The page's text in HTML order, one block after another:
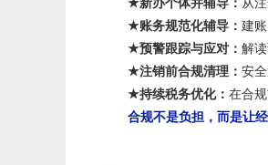
★新办个体并辅导： 从
★账务规范化辅导： 建
★预警跟踪与应对： 解
★注销前合规清理： 安
★持续税务优化： 在合
合规不是负担，而是让